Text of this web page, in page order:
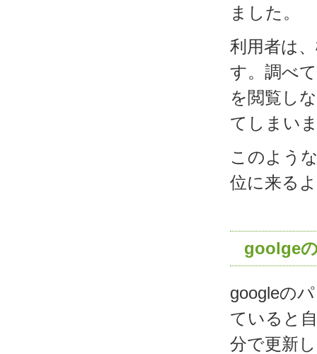
ました。
利用者は
す。調べ
を閲覧し
てしまい
このよう
位に来る
goolge
googleの
ていると
分で更新